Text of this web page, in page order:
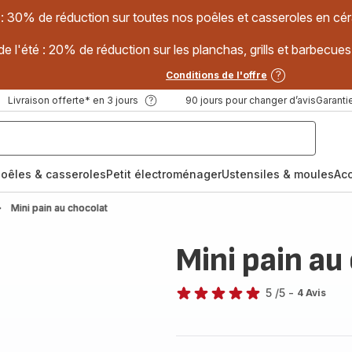
30% de réduction sur toutes nos poêles et casseroles en
l'été : 20% de réduction sur les planchas, grills et
Conditions de l'offre
Livraison offerte* en 3 jours 90 jours pour changer d’avis
& casserolesPetit électroménagerUstensiles & moules
Mini pain au chocolat
Mini pain
étoiles
5 /5 - 4 Avis